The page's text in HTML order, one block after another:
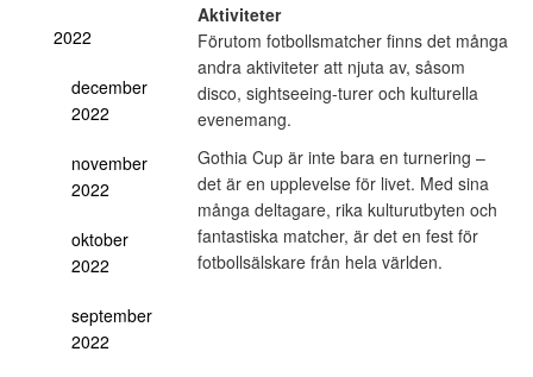
2022
december
2022
november
2022
oktober
2022
september
2022
Aktiviteter
Förutom fotbollsmatcher finns det många
andra aktiviteter att njuta av, såsom
disco, sightseeing-turer och kulturella
evenemang.
Gothia Cup är inte bara en turnering –
det är en upplevelse för livet. Med sina
många deltagare, rika kulturutbyten och
fantastiska matcher, är det en fest för
fotbollsälskare från hela världen.